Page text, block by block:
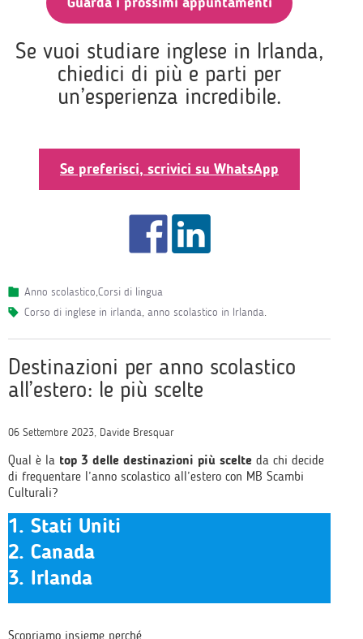
Se vuoi studiare inglese in Irlanda,
chiedici di più e parti per
un’esperienza incredibile.
Se preferisci, scrivici su WhatsApp
Anno scolastico,Corsi di lingua
corso di inglese in irlanda, anno scolastico in Irlanda.
Destinazioni per anno scolastico
all’estero: le più scelte
06 Settembre 2023, Davide Bresquar
Qual è la top 3 delle destinazioni più scelte da chi decide
di frequentare l’anno scolastico all’estero con MB Scambi
Culturali?
1. Stati Uniti
2. Canada
3. Irlanda
Scopriamo insieme perché.